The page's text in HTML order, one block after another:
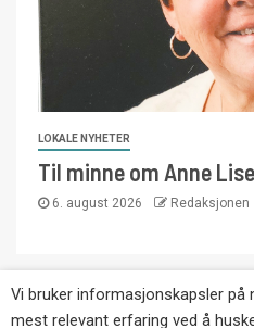
LOKALE NYHETER
Til minne om Anne
6. august 2026 Redaksjonen
Copyright ©
Vi bruker informasjonskapsler
mest relevant erfaring ved å